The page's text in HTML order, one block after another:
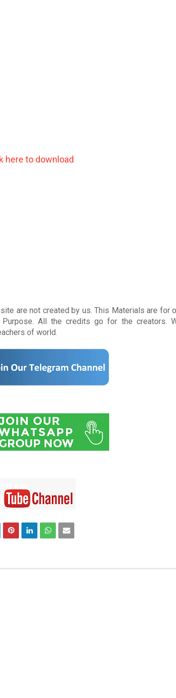
here to download
are not created by us. This Materials are for
Purpose. All the credits go for the creators.
of world